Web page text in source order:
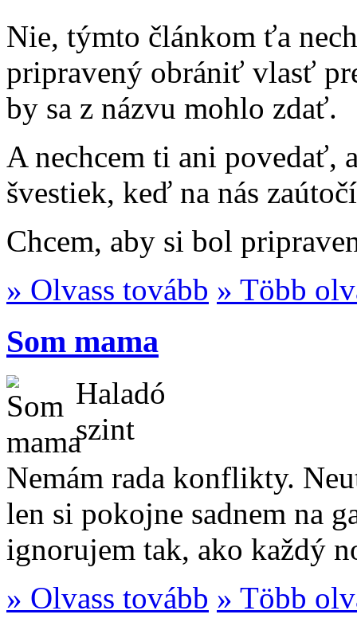
Nie, týmto článkom ťa
pripravený obrániť vlasť
by sa z názvu mohlo zdať.
A nechcem ti ani
švestiek, keď na nás
Chcem, aby si bol
» Olvass tovább » Több
Som mama
Haladó
szint
Nemám rada konflikty.
len si pokojne sadnem na
ignorujem tak, ako každý
» Olvass tovább » Több